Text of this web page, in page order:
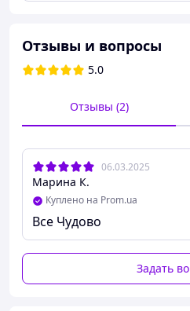
37 - 24,0 см
38 - 24,5 см (на стопу
40 - 26,0 см
Отзывы и вопросы
5.0
Отзывы (2)
06.03.2025
Марина К.
Куплено на Prom.ua
Все Чудово
Задать